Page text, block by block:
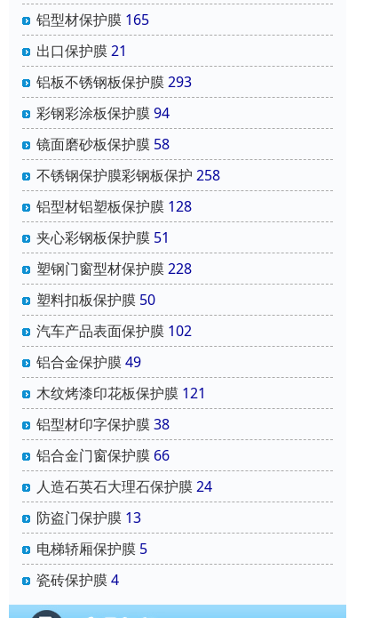
铝型材保护膜 165
出口保护膜21
铝板不锈钢板保护膜293
彩钢彩涂板保护膜94
镜面磨砂板保护膜 58
不锈钢保护膜彩钢板保护 258
铝型材铝塑板保护膜 128
夹心彩钢板保护膜 51
塑钢门窗型材保护膜228
塑料扣板保护膜 50
汽车产品表面保护膜 102
铝合金保护膜49
木纹烤漆印花板保护膜 121
铝型材印字保护膜38
铝合金门窗保护膜 66
人造石英石大理石保护膜24
防盗门保护膜 13
电梯轿厢保护膜 5
瓷砖保护膜4